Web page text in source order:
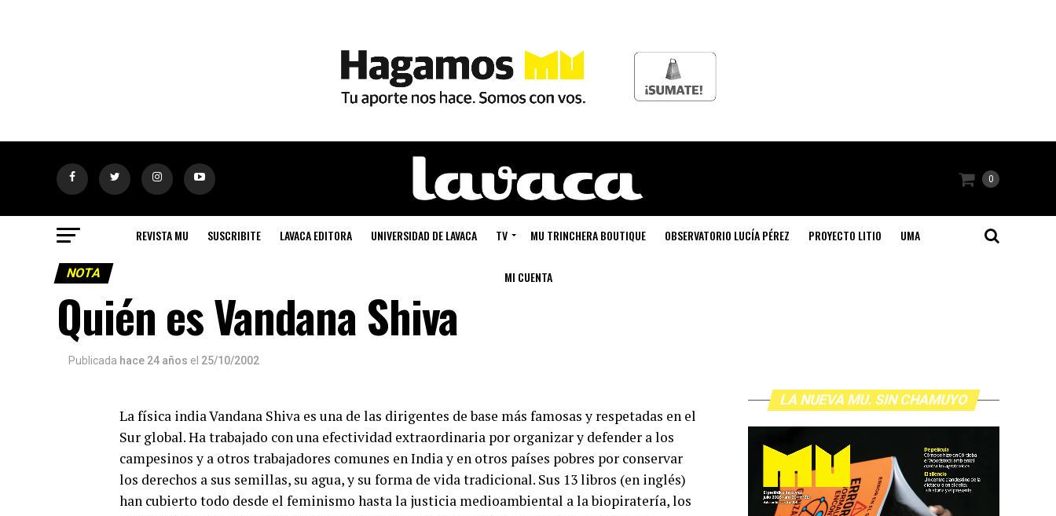
0
REVISTA MU SUSCRIBITE LAVACA EDITORA UNIVERSIDAD DE LAVACA TV MU TRINCHERA BOUTIQUE OBSERVATORIO LUCÍA PÉREZ PROYECTO LITIO UMA
MI CUENTA
NOTA
Quién es Vandana Shiva
Publicada hace 24 años el 25/10/2002
La física india Vandana Shiva es una de las dirigentes de base más famosas y respetadas en el
Sur global. Ha trabajado con una efectividad extraordinaria por organizar y defender a los
campesinos y a otros trabajadores comunes en India y en otros países pobres por conservar
los derechos a sus semillas, su agua, y su forma de vida tradicional. Sus 13 libros (en inglés)
han cubierto todo desde el feminismo hasta la justicia medioambiental a la biopiratería, los
LA NUEVA MU. SIN CHAMUYO